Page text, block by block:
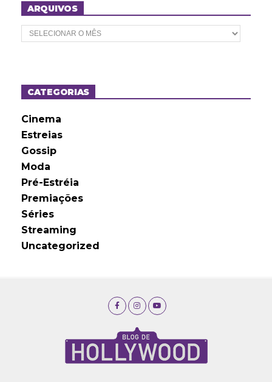
ARQUIVOS
A
r
o
sCATEGORIAS
Cinema
Estreias
Gossip
Moda
Pré-Estréia
Premiações
Séries
Streaming
Uncategorized